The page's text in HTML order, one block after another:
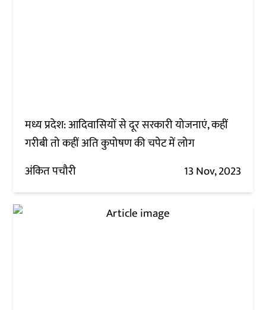
मध्य प्रदेश: आदिवासियों से दूर सरकारी योजनाएं, कहीं
गरीबी तो कहीं अति कुपोषण की चपेट में लोग
अंकित पचौरी
13 Nov, 2023